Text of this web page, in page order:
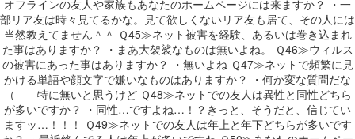
オフラインの友人や家族もあなたのホームページには来ますか？ ・一
部リア友は時々見てるかな。見て欲しくないリア友も居て、その人には
当然教えてません＾＾ Ｑ45≫ネット被害を経験、あるいは巻き込まれ
た事はありますか？ ・まあ大袈裟なものは無いよね。 Ｑ46≫ウィルス
の被害にあった事はありますか？ ・無いよね Ｑ47≫ネットで頻繁に見
かける単語や顔文字で嫌いなものはありますか？ ・何か変な質問だな
（ 特に無いと思うけど Ｑ48≫ネットでの友人は異性と同性どちら
が多いですか？ ・同性…ですよね…！？きっと、そうだと、信じてい
ますッ…！！！ Ｑ49≫ネットでの友人は年上と年下どちらが多いです